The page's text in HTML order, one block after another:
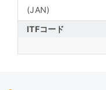
(JAN)
ITFコード